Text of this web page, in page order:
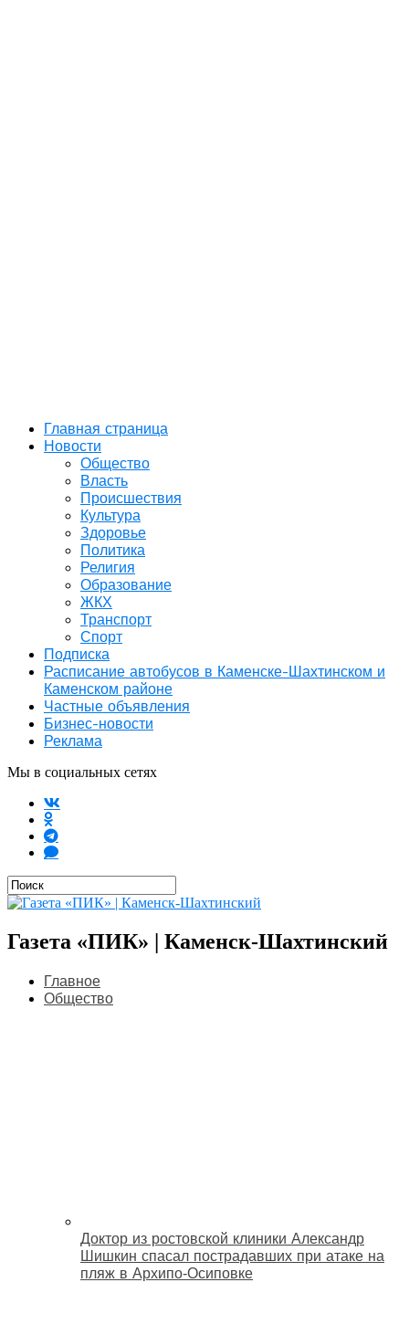
Главная страница
Новости
Общество
Власть
Происшествия
Культура
Здоровье
Политика
Религия
Образование
ЖКХ
Транспорт
Спорт
Подписка
Расписание автобусов в Каменске-Шахтинском и
Каменском районе
Частные объявления
Бизнес-новости
Реклама
Мы в социальных сетях
Газета «ПИК» | Каменск-Шахтинский
Главное
Общество
Доктор из ростовской клиники Александр
Шишкин спасал пострадавших при атаке на
пляж в Архипо‑Осиповке